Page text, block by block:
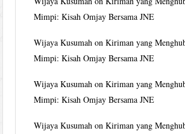
Mimpi: Kisah Omjay Bersama JNE
Wijaya Kusumah onKiriman yang
Mimpi: Kisah Omjay Bersama JNE
Wijaya Kusumah onKiriman yang
Mimpi: Kisah Omjay Bersama JNE
Wijaya Kusumah onKiriman yang